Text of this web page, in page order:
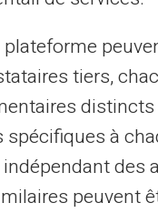
ne pourront
informations
des termes
». La
reçues
tiers,
à
des
peuvent